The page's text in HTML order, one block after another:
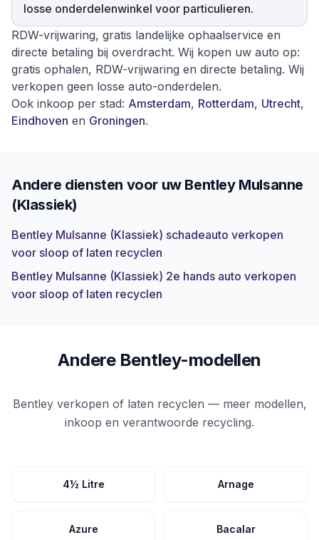
losse onderdelenwinkel voor particulieren.
RDW-vrijwaring, gratis landelijke ophaalservice en
directe betaling bij overdracht. Wij kopen uw auto op:
gratis ophalen, RDW-vrijwaring en directe betaling. Wij
verkopen geen losse auto-onderdelen.
Ook inkoop per stad: Amsterdam, Rotterdam, Utrecht,
Eindhoven en Groningen.
Andere diensten voor uw Bentley Mulsanne
(Klassiek)
Bentley Mulsanne (Klassiek) schadeauto verkopen
voor sloop of laten recyclen
Bentley Mulsanne (Klassiek) 2e hands auto verkopen
voor sloop of laten recyclen
Andere Bentley-modellen
Bentley verkopen of laten recyclen — meer modellen,
inkoop en verantwoorde recycling.
4½ Litre Arnage
Azure Bacalar